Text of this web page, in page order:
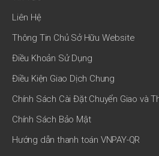
Liên Hệ
Thông Tin Chủ Sở Hữu Website
Điều Khoản Sử Dụng
Điều Kiện Giao Dịch Chung
Chính Sách Cài Đặt Chuyển Giao và
Chính Sách Bảo Mật
Hướng dẫn thanh toán VNPAY-QR